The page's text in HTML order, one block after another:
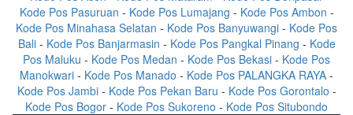
Kode Pos Pasuruan - Kode Pos Lumajang - Kode Pos Ambon -
Kode Pos Minahasa Selatan - Kode Pos Banyuwangi - Kode Pos
Bali- Kode Pos Banjarmasin - Kode Pos Pangkal Pinang - Kode
Pos Maluku - Kode Pos Medan - Kode Pos Bekasi - Kode Pos
Manokwari - Kode Pos Manado - Kode Pos PALANGKA RAYA -
Kode Pos Jambi- Kode Pos Pekan Baru - Kode Pos Gorontalo -
Kode Pos Bogor - Kode Pos Sukoreno - Kode Pos Situbondo